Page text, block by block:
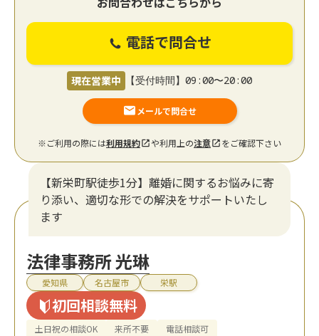
電話で問合せ
現在営業中 【受付時間】09:00〜20:00
メールで問合せ
※ご利用の際には利用規約 や利用上の注意 をご確認下さい
【新栄町駅徒歩1分】離婚に関するお悩みに寄
り添い、適切な形での解決をサポートいたし
ます
法律事務所 光琳
愛知県 名古屋市 栄駅
初回相談無料
土日祝の相談OK 来所不要
電話相談可